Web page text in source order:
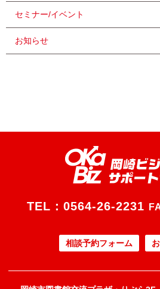
セミナー/イベント
お知らせ
TEL： 0564-26-2231
相談予約フォーム